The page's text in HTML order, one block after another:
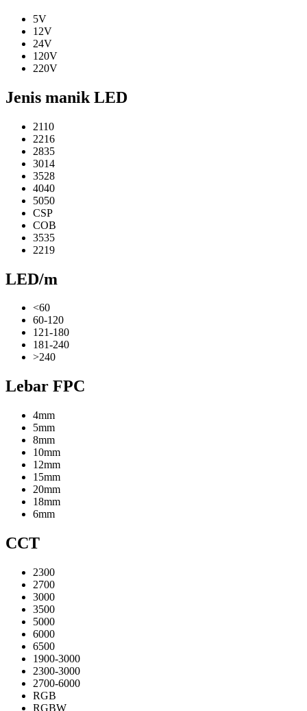
5V
12V
24V
120V
220V
Jenis manik LED
2110
2216
2835
3014
3528
4040
5050
CSP
COB
3535
2219
LED/m
<60
60-120
121-180
181-240
>240
Lebar FPC
4mm
5mm
8mm
10mm
12mm
15mm
20mm
18mm
6mm
CCT
2300
2700
3000
3500
5000
6000
6500
1900-3000
2300-3000
2700-6000
RGB
RGBW